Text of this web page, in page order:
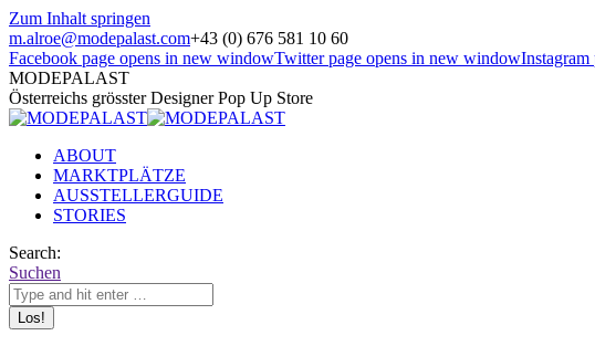
Zum Inhalt springen
m.alroe@modepalast.com+43 (0) 676 581 10 60
Facebook page opens in new windowTwitter page opens in new window
MODEPALAST
Österreichs grösster Designer Pop Up Store
ABOUT
MARKTPLÄTZE
AUSSTELLERGUIDE
STORIES
Search:
Suchen